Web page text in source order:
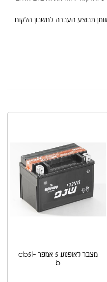
תבוצע העברה לחשבון הלקוח
מצבר לאופנוע 5 אמפר cb5l-
b